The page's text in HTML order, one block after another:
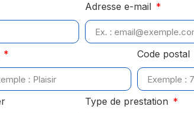
Adresse e-mail
Code postal
Type de prestation